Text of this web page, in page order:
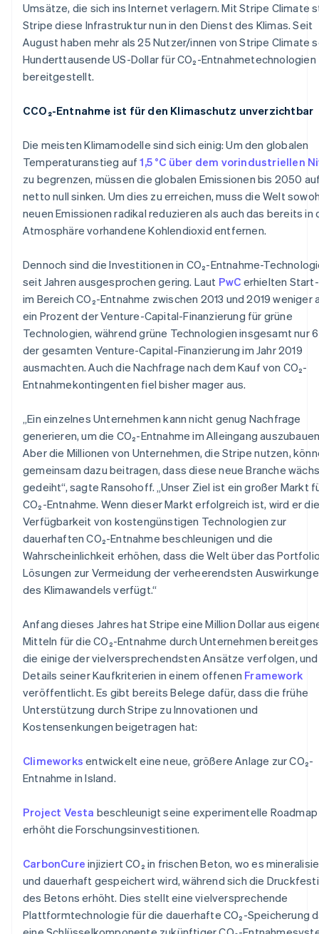
Umsätze, die sich ins Internet verlagern. Mit Stripe Climate
Stripe diese Infrastruktur nun in den Dienst des Klimas. Seit
August haben mehr als 25 Nutzer/innen von Stripe Climate
Hunderttausende US-Dollar für CO₂-Entnahmetechnologien
bereitgestellt.
CCO₂-Entnahme ist für den Klimaschutz unverzichtbar
Die meisten Klimamodelle sind sich einig: Um den globalen
Temperaturanstieg auf1,5 °C über dem vorindustriellen
zu begrenzen, müssen die globalen Emissionen bis 2050
netto null sinken. Um dies zu erreichen, muss die Welt
neuen Emissionen radikal reduzieren als auch das bereits in
Atmosphäre vorhandene Kohlendioxid entfernen.
Dennoch sind die Investitionen in CO₂-Entnahme-
seit Jahren ausgesprochen gering. Laut PwC erhielten
im Bereich CO₂-Entnahme zwischen 2013 und 2019 weniger
ein Prozent der Venture-Capital-Finanzierung für grüne
Technologien, während grüne Technologien insgesamt nur
der gesamten Venture-Capital-Finanzierung im Jahr 2019
ausmachten. Auch die Nachfrage nach dem Kauf von CO₂-
Entnahmekontingenten fiel bisher mager aus.
„Ein einzelnes Unternehmen kann nicht genug Nachfrage
generieren, um die CO₂-Entnahme im Alleingang
Aber die Millionen von Unternehmen, die Stripe nutzen,
gemeinsam dazu beitragen, dass diese neue Branche
gedeiht“, sagte Ransohoff. „Unser Ziel ist ein großer Markt
CO₂-Entnahme. Wenn dieser Markt erfolgreich ist, wird er
Verfügbarkeit von kostengünstigen Technologien zur
dauerhaften CO₂-Entnahme beschleunigen und die
Wahrscheinlichkeit erhöhen, dass die Welt über das
Lösungen zur Vermeidung der verheerendsten
des Klimawandels verfügt.“
Anfang dieses Jahres hat Stripe eine Million Dollar aus
Mitteln für die CO₂-Entnahme durch Unternehmen
die einige der vielversprechendsten Ansätze verfolgen,
Details seiner Kaufkriterien in einem offenen Framework
veröffentlicht. Es gibt bereits Belege dafür, dass die frühe
Unterstützung durch Stripe zu Innovationen und
Kostensenkungen beigetragen hat:
Climeworks entwickelt eine neue, größere Anlage zur CO₂-
Entnahme in Island.
Project Vesta beschleunigt seine experimentelle
erhöht die Forschungsinvestitionen.
CarbonCure injiziert CO₂ in frischen Beton, wo es
und dauerhaft gespeichert wird, während sich die
des Betons erhöht. Dies stellt eine vielversprechende
Plattformtechnologie für die dauerhafte CO₂-Speicherung
Australien
English
Belgien
Nederlands FrançaisDeutschEnglish
Português English
Bulgarien
Dänemark
English
Deutschland
Estland
English
Festlandchina
简体中文English
Finnland